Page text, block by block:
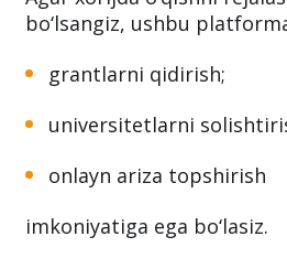
bo‘lsangiz, ushbu
grantlarni qidirish;
universitetlarni
onlayn ariza topshirish
imkoniyatiga ega bo‘lasiz.